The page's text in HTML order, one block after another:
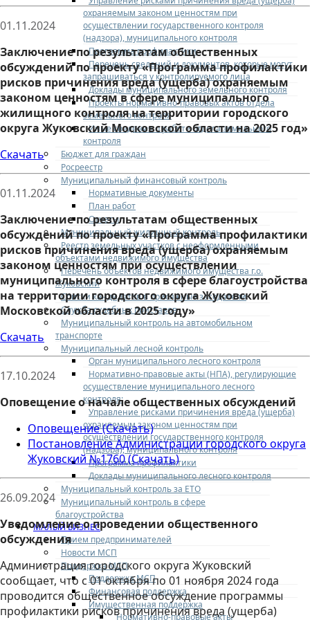
охраняемым законом ценностям при
осуществлении государственного контроля
(надзора), муниципального контроля
Программа профилактики
Перечень сведений и документов, которые могут
запрашиваться у контролируемого лица
Доклады муниципального земельного контроля
Проекты нормативно-правовых актов отдела
земельного контроля
Иные сведения о работе отдела земельного
контроля
Бюджет для граждан
Росреестр
Муниципальный финансовый контроль
Нормативные документы
План работ
Отчеты
Муниципальный жилищный контроль
Реестр земельных участков с неоформленными
объектами недвижимого имущества
Перечень объектов недвижимого имущества г.о.
Жуковский
Списки кандидатов в присяжные заседатели
Служба судебных приставов
Муниципальный контроль на автомобильном
транспорте
Муниципальный лесной контроль
Орган муниципального лесного контроля
Нормативно-правовые акты (НПА), регулирующие
осуществление муниципального лесного
контроля:
Управление рисками причинения вреда (ущерба)
охраняемым законом ценностям при
осуществлении государственного контроля
(надзора), муниципального контроля
Программа профилактики
Доклады муниципального лесного контроля
Муниципальный контроль за ЕТО
Муниципальный контроль в сфере
благоустройства
МАЛЫЙ БИЗНЕС
Прием предпринимателей
Новости МСП
Поддержка МСП
Поддержка МСП
Финансовая поддержка
Имущественная поддержка
Нормативно-правовые акты
01.11.2024
Заключение по результатам общественных
обсуждений по проекту «Программа профилактики
рисков причинения вреда (ущерба) охраняемым
законом ценностям в сфере муниципального
жилищного контроля на территории городского
округа Жуковский Московской области на 2025 год»
Скачать
01.11.2024
Заключение по результатам общественных
обсуждений по проекту «Программа профилактики
рисков причинения вреда (ущерба) охраняемым
законом ценностям при осуществлении
муниципального контроля в сфере благоустройства
на территории городского округа Жуковский
Московской области в 2025 году»
Скачать
17.10.2024
Оповещение о начале общественных обсуждений
Оповещение (Скачать)
Постановление Администрации городского округа
Жуковский №1760 (Скачать)
26.09.2024
Уведомление о проведении общественного
обсуждения
Администрация городского округа Жуковский
сообщает, что с 01 октября по 01 ноября 2024 года
проводится общественное обсуждение программы
профилактики рисков причинения вреда (ущерба)